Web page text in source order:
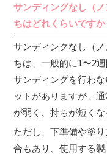
サンディングなし（
ちはどれくらいですか
サンディングなし（
ちは、一般的に1〜2
サンディングを行わ
ットがありますが、
が弱く、持ちが短くな
ただし、下準備や塗
合もあり、使用する